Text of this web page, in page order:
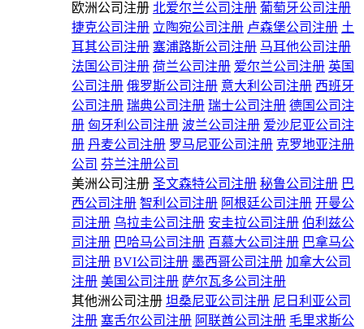
欧洲公司注册 北爱尔兰公司注册 葡萄牙公司注册
捷克公司注册 立陶宛公司注册 卢森堡公司注册 土
耳其公司注册 塞浦路斯公司注册 马耳他公司注册
法国公司注册 荷兰公司注册 爱尔兰公司注册 英国
公司注册 俄罗斯公司注册 意大利公司注册 西班牙
公司注册 瑞典公司注册 瑞士公司注册 德国公司注
册 匈牙利公司注册 波兰公司注册 爱沙尼亚公司注
册 丹麦公司注册 罗马尼亚公司注册 克罗地亚注册
公司 芬兰注册公司
美洲公司注册 圣文森特公司注册 秘鲁公司注册 巴
西公司注册 智利公司注册 阿根廷公司注册 开曼公
司注册 乌拉圭公司注册 安圭拉公司注册 伯利兹公
司注册 巴哈马公司注册 百慕大公司注册 巴拿马公
司注册 BVI公司注册 墨西哥公司注册 加拿大公司
注册 美国公司注册 萨尔瓦多公司注册
其他洲公司注册 坦桑尼亚公司注册 尼日利亚公司
注册 塞舌尔公司注册 阿联酋公司注册 毛里求斯公